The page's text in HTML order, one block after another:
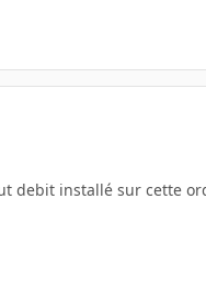
installé sur cette